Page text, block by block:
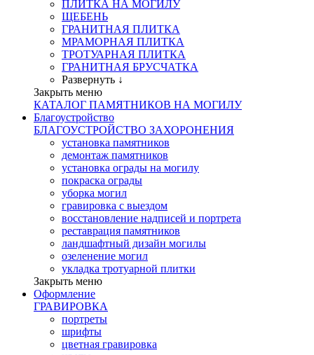
ПЛИТКА НА МОГИЛУ
ЩЕБЕНЬ
ГРАНИТНАЯ ПЛИТКА
МРАМОРНАЯ ПЛИТКА
ТРОТУАРНАЯ ПЛИТКА
ГРАНИТНАЯ БРУСЧАТКА
Развернуть ↓
Закрыть меню
КАТАЛОГ ПАМЯТНИКОВ НА МОГИЛУ
Благоустройство
БЛАГОУСТРОЙСТВО ЗАХОРОНЕНИЯ
установка памятников
демонтаж памятников
установка ограды на могилу
покраска ограды
уборка могил
гравировка с выездом
восстановление надписей и портрета
реставрация памятников
ландшафтный дизайн могилы
озеленение могил
укладка тротуарной плитки
Закрыть меню
Оформление
ГРАВИРОВКА
портреты
шрифты
цветная гравировка